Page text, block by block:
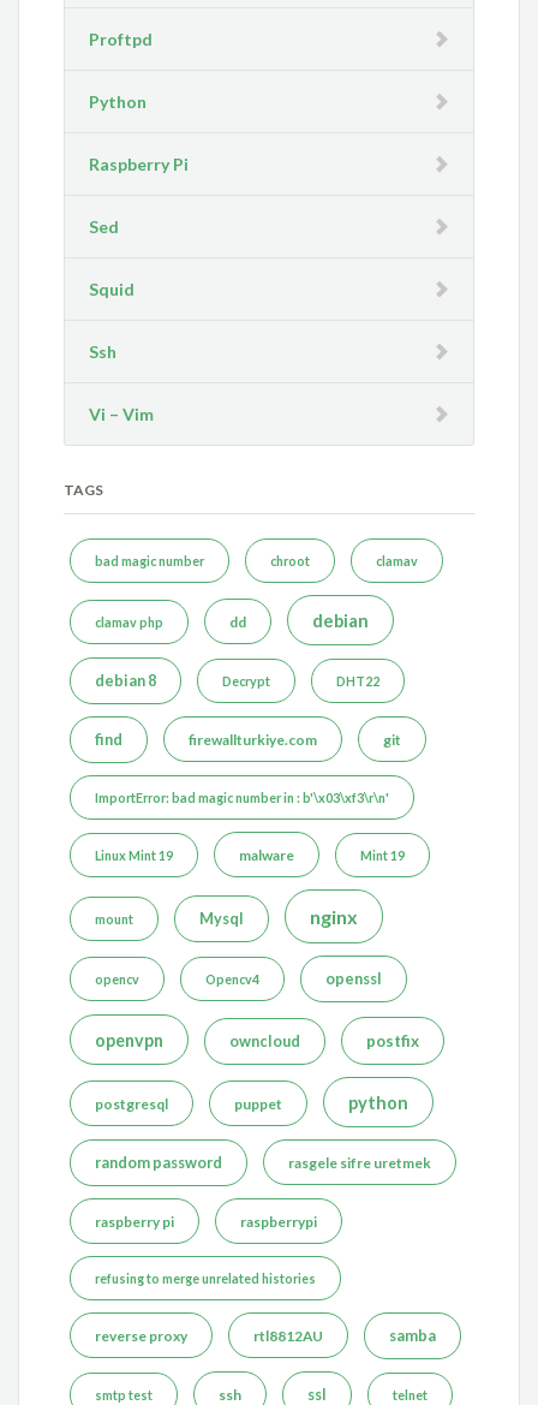
Proftpd
Python
Raspberry Pi
Sed
Squid
Ssh
Vi – Vim
TAGS
bad magic number chroot clamav
clamav php dd debian
debian 8 Decrypt DHT22
find firewallturkiye.com git
ImportError: bad magic number in : b'\x03\xf3\r\n'
Linux Mint 19 malware Mint 19
mount Mysql nginx
opencv Opencv4 openssl
openvpn owncloud postfix
postgresql puppet python
random password rasgele sifre uretmek
raspberry pi raspberrypi
refusing to merge unrelated histories
reverse proxy rtl8812AU samba
smtp test ssh ssl telnet